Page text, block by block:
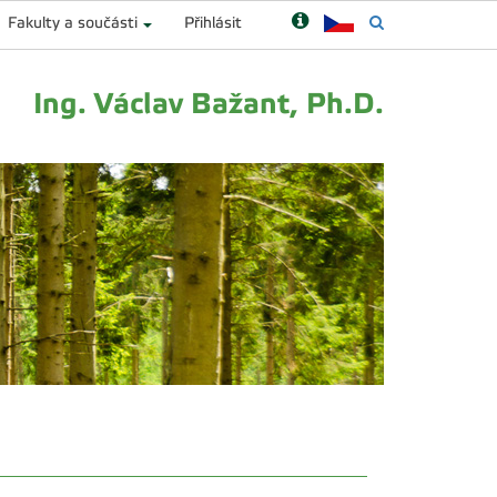
Fakulty a součásti Přihlásit
Ing. Václav Bažant, Ph.D.